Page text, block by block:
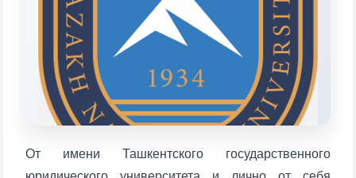
От имени Ташкентского государственного
3. Собеседование (бакалавр) (8)
4. Собеседование (магистр) (5) 5. Стоимость обучения (2)
6. Онлайн-заявки (15) 7. Колл-центр (4)
8. Квота (бакалавриат) (1) 9. Квота (магистратура) (1)
✉️ Написать администратору